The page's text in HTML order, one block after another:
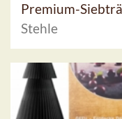
Premium-
Stehle